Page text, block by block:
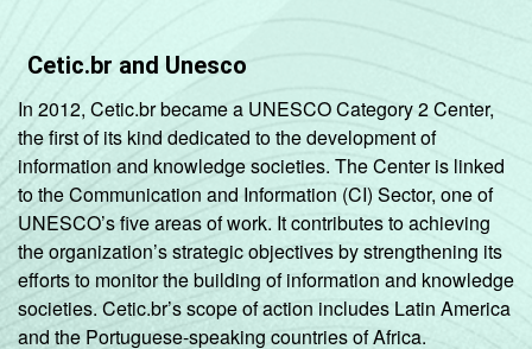
SM até 2 SM
Mais de 2
SM até 3 SM
97
Mais de 3
SM
99 1
Não tem
renda
100 0
Cetic.br and Unesco
In 2012, Cetic.br became a UNESCO Category 2 Center,
the first of its kind dedicated to the development of
information and knowledge societies. The Center is linked
to the Communication and Information (CI) Sector, one of
UNESCO’s five areas of work. It contributes to achieving
the organization’s strategic objectives by strengthening its
efforts to monitor the building of information and knowledge
societies. Cetic.br’s scope of action includes Latin America
and the Portuguese-speaking countries of Africa.